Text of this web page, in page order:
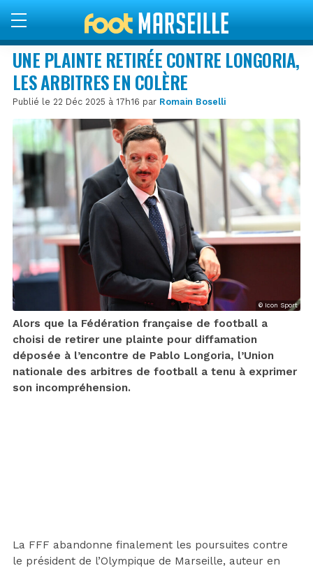
UNE PLAINTE RETIRÉE CONTRE LONGORIA,
LES ARBITRES EN COLÈRE
Publié le 22 Déc 2025 à 17h16 par Romain Boselli
© Icon Sport
Alors que la Fédération française de football a
choisi de retirer une plainte pour diffamation
déposée à l’encontre de Pablo Longoria, l’Union
nationale des arbitres de football a tenu à exprimer
son incompréhension.
La FFF abandonne finalement les poursuites contre
le président de l’Olympique de Marseille, auteur en